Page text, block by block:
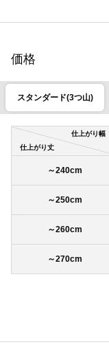
価格
スタンダード(3つ山)
仕上がり幅
仕上がり丈
～240cm
～250cm
～260cm
～270cm